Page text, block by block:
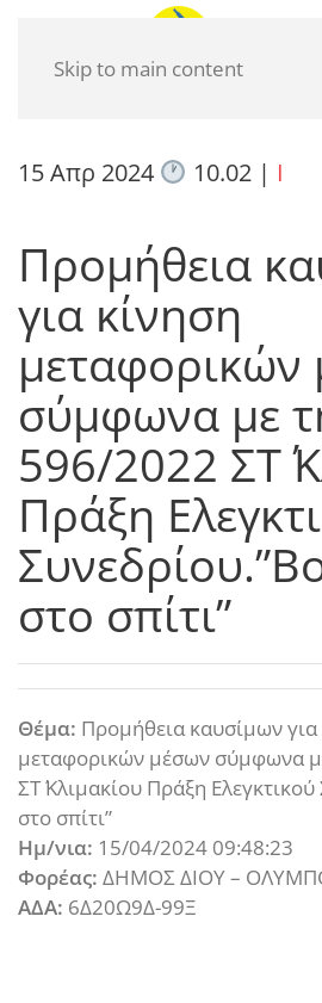
Skip to main content
15 Απρ 2024 10.02| I
Προμήθεια
για κίνηση
μεταφορικών
σύμφωνα με
596/2022 ΣΤ΄
Πράξη
στο σπίτι”
Θέμα: Προμήθεια καυσίμων για
μεταφορικών μέσων σύμφωνα
ΣΤ΄ Κλιμακίου Πράξη
στο σπίτι”
Ημ/νια: 15/04/2024 09:48:23
Φορέας: ΔΗΜΟΣ ΔΙΟΥ –
ΑΔΑ: 6Δ20Ω9Δ-99Ξ